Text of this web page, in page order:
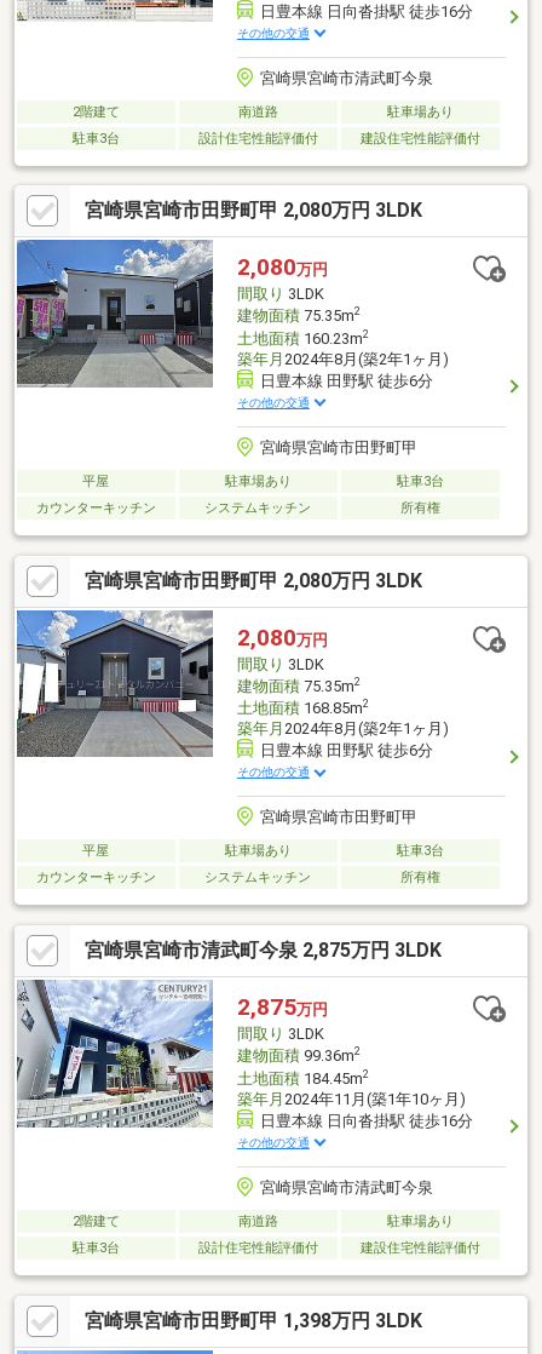
日豊本線 日向沓掛駅 徒歩16分
その他の交通
宮崎県宮崎市清武町今泉
2階建て 南道路
駐車場あり
駐車3台
設計住宅性能評価付 建設住宅性能評価付
宮崎県宮崎市田野町甲 2,080万円 3LDK
2,080万円
間取り 3LDK
建物面積75.35m2
土地面積160.23m2
築年月 2024年8月(築2年1ヶ月)
日豊本線 田野駅 徒歩6分
その他の交通
宮崎県宮崎市田野町甲
平屋 駐車場あり
駐車3台
カウンターキッチン
システムキッチン 所有権
宮崎県宮崎市田野町甲 2,080万円 3LDK
2,080万円
間取り 3LDK
建物面積75.35m2
土地面積168.85m2
築年月 2024年8月(築2年1ヶ月)
日豊本線 田野駅 徒歩6分
その他の交通
宮崎県宮崎市田野町甲
平屋 駐車場あり
駐車3台
カウンターキッチン
システムキッチン 所有権
宮崎県宮崎市清武町今泉 2,875万円 3LDK
2,875万円
間取り 3LDK
建物面積99.36m2
土地面積184.45m2
築年月 2024年11月(築1年10ヶ月)
日豊本線 日向沓掛駅 徒歩16分
その他の交通
宮崎県宮崎市清武町今泉
2階建て 南道路
駐車場あり
駐車3台
設計住宅性能評価付 建設住宅性能評価付
宮崎県宮崎市田野町甲 1,398万円 3LDK